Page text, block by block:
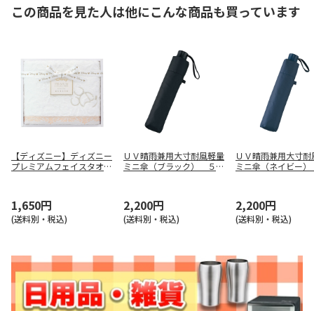
この商品を見た人は他にこんな商品も買っています
【ディズニー】ディズニー
プレミアムフェイスタオル
1,650円
(送料別・税込)
ＵＶ晴雨兼用大寸耐風軽量
ミニ傘（ブラック） ５０
2,200円
(送料別・税込)
ＵＶ晴雨兼用大寸耐
ミニ傘（ネイビー
2,200円
(送料別・税込)